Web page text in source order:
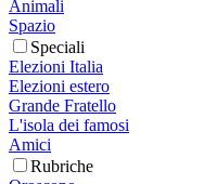
Animali
Spazio
Speciali
Elezioni Italia
Elezioni estero
Grande Fratello
L'isola dei famosi
Amici
Rubriche